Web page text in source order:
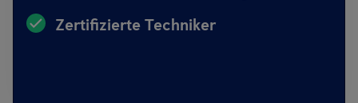
Zertifizierte Techniker